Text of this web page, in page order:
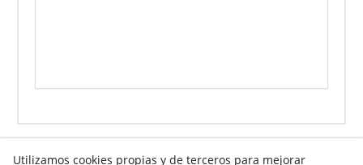
Utilizamos cookies propias y de terceros para mejorar